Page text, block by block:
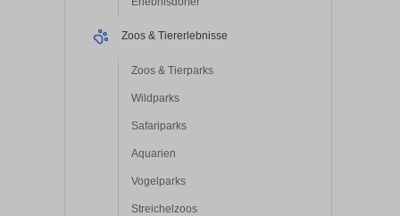
Zoos & Tiererlebnisse
Zoos & Tierparks
Wildparks
Safariparks
Aquarien
Vogelparks
Streichelzoos